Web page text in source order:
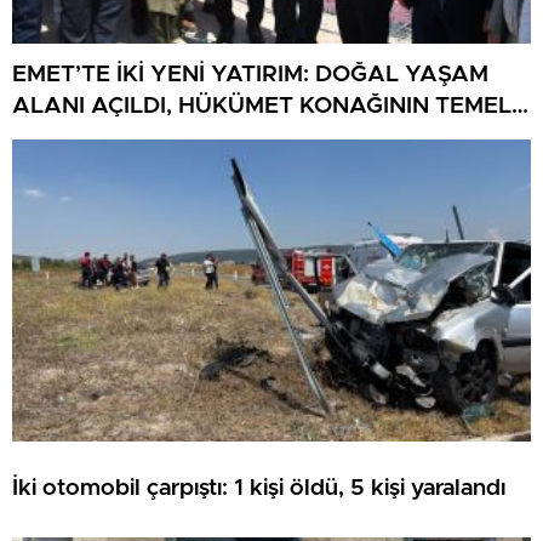
EMET’TE İKİ YENİ YATIRIM: DOĞAL YAŞAM
ALANI AÇILDI, HÜKÜMET KONAĞININ TEMELİ
ATILDI
İki otomobil çarpıştı: 1 kişi öldü, 5 kişi yaralandı